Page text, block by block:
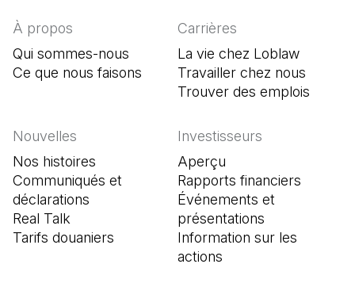
À propos
Qui sommes-nous
Ce que nous faisons
Carrières
La vie chez Loblaw
Travailler chez nous
Trouver des emplois
Nouvelles
Nos histoires
Communiqués et
déclarations
Real Talk
Tarifs douaniers
Investisseurs
Aperçu
Rapports financiers
Événements et
présentations
Information sur les
actions